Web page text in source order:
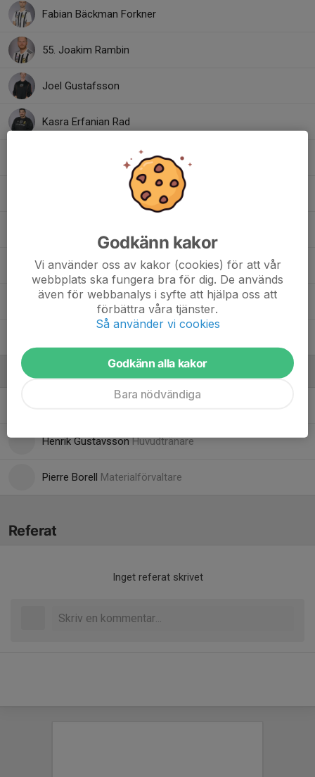
Fabian Bäckman Forkner
55. Joakim Rambin
Joel Gustafsson
Kasra Erfanian Rad
15. Oscar Hellenberg
5. Tobias Claesson
Tobias Johansson
Ledare
Henrik GustavssonHuvudtränare
Pierre Borell Materialförvaltare
Referat
Inget referat skrivet
Godkänn kakor
Vi använder oss av kakor (cookies) för att vår
webbplats ska fungera bra för dig. De används
även för webbanalys i syfte att hjälpa oss att
förbättra våra tjänster.
Så använder vi cookies
Godkänn alla kakor
Bara nödvändiga